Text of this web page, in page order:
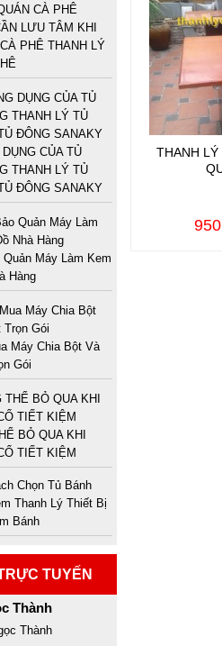
THANH
LƯU TÂM KHI
PHÊ THANH LÝ
CỦA TỦ
THANH LÝ TỦ
ĐÔNG SANAKY
Máy Làm Kem
Hàng
Máy Chia Bột Và
Gói
BỎ QUA KHI
TIẾT KIỆM
Chọn Tủ Bánh
Thanh Lý Thiết Bị
Bánh
TUYẾN
Thành